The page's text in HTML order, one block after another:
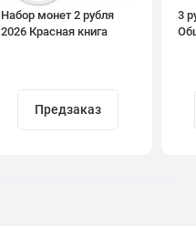
Набор монет 2 рубля
2026 Красная книга
Предзаказ
3